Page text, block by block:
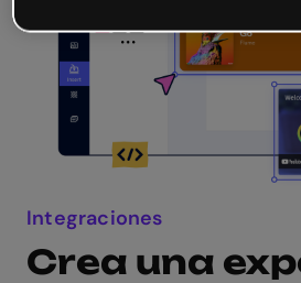
Integraciones
Crea una